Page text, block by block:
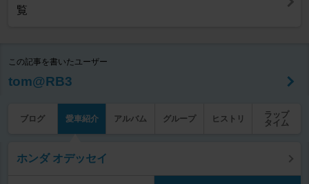
覧
この記事を書いたユーザー
tom@RB3
ブログ 愛車紹介 アルバム グループ ヒストリ
ラップ
タイム
ホンダ オデッセイ